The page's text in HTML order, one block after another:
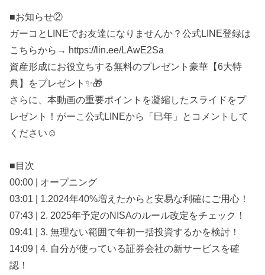
■お知らせ②
ガーコとLINEでお友達になりませんか？公式LINE登録は
こちらから→ https://lin.ee/LAwE2Sa
資産形成にお役立ちする無料のプレゼント豪華【6大特
典】をプレゼント✨🎁
さらに、本動画の重要ポイントを凝縮したスライドをプ
レゼント！がーこ公式LINEから「巳年」とコメントして
ください☺️
■目次
00:00 | オープニング
03:01 | 1.2024年40%増えたからと安易な利確にご用心！
07:43 | 2. 2025年予定のNISAのルール改定をチェック！
09:41 | 3. 無理ない範囲で年初一括投資するかを検討！
14:09 | 4. 自分が使っている証券会社の新サービスを確
認！